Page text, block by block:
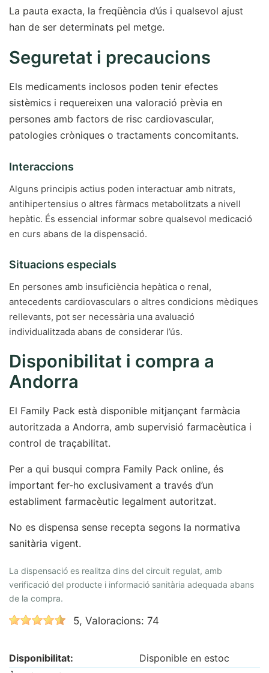
La pauta exacta, la freqüència d’ús i qualsevol ajust
han de ser determinats pel metge.
Seguretat i precaucions
Els medicaments inclosos poden tenir efectes
sistèmics i requereixen una valoració prèvia en
persones amb factors de risc cardiovascular,
patologies cròniques o tractaments concomitants.
Interaccions
Alguns principis actius poden interactuar amb nitrats,
antihipertensius o altres fàrmacs metabolitzats a nivell
hepàtic. És essencial informar sobre qualsevol medicació
en curs abans de la dispensació.
Situacions especials
En persones amb insuficiència hepàtica o renal,
antecedents cardiovasculars o altres condicions mèdiques
rellevants, pot ser necessària una avaluació
individualitzada abans de considerar l’ús.
Disponibilitat i compra a
Andorra
El Family Pack està disponible mitjançant farmàcia
autoritzada a Andorra, amb supervisió farmacèutica i
control de traçabilitat.
Per a qui busqui compra Family Pack online, és
important fer-ho exclusivament a través d’un
establiment farmacèutic legalment autoritzat.
No es dispensa sense recepta segons la normativa
sanitària vigent.
La dispensació es realitza dins del circuit regulat, amb
verificació del producte i informació sanitària adequada abans
de la compra.
5, Valoracions: 74
Disponibilitat:
Disponible en estoc